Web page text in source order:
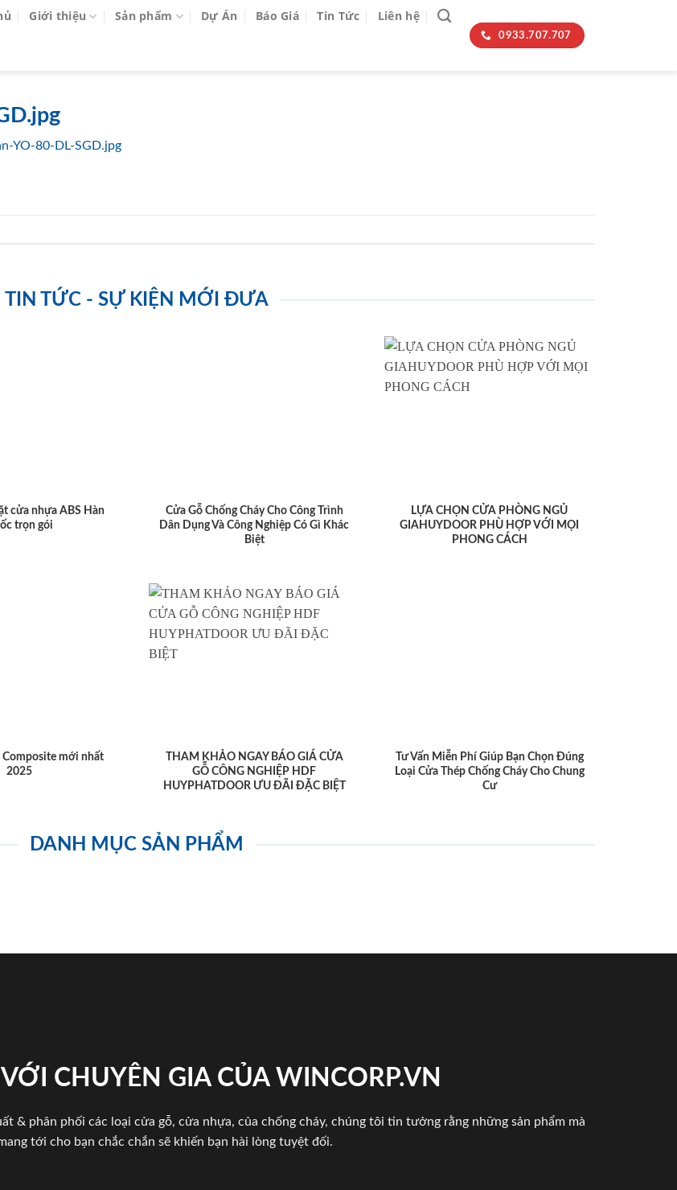
Giới thiệu Sản phẩm Dự Án Báo Giá Tin Tức Liên hệ
0933.707.707
YO-80-DL-SGD.jpg
TIN TỨC - SỰ KIỆN MỚI ĐƯA
cửa nhựa ABS Hàn
trọn gói
Cửa Gỗ Chống Cháy Cho Công Trình
Dân Dụng Và Công Nghiệp Có Gì Khác
Biệt
LỰA CHỌN CỬA PHÒNG NGỦ
GIAHUYDOOR PHÙ HỢP VỚI MỌI
PHONG CÁCH
Composite mới nhất
2025
THAM KHẢO NGAY BÁO GIÁ CỬA
GỖ CÔNG NGHIỆP HDF
HUYPHATDOOR ƯU ĐÃI ĐẶC BIỆT
Tư Vấn Miễn Phí Giúp Bạn Chọn Đúng
Loại Cửa Thép Chống Cháy Cho Chung
Cư
DANH MỤC SẢN PHẨM
CHUYÊN GIA CỦA WINCORP.VN
& phân phối các loại cửa gỗ, cửa nhựa, của chống cháy, chúng tôi tin tưởng rằng những sản phẩm mà
tới cho bạn chắc chắn sẽ khiến bạn hài lòng tuyệt đối.